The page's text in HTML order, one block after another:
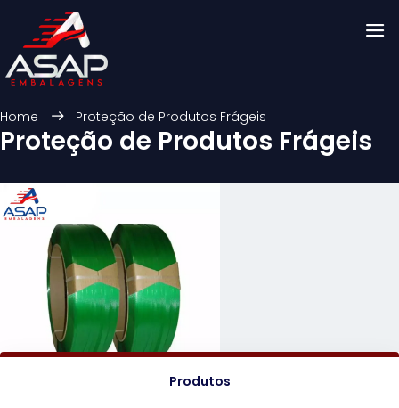
Home Proteção de Produtos Frágeis
Proteção de Produtos Frágeis
Produtos